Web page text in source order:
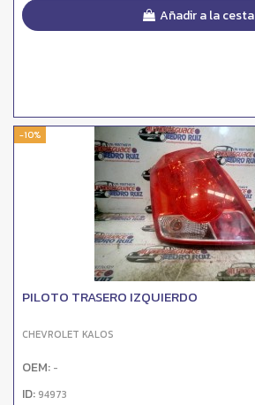
Añadir a la cesta
-10%
PILOTO TRASERO IZQUIERDO
CHEVROLET KALOS
OEM: -
ID: 94973